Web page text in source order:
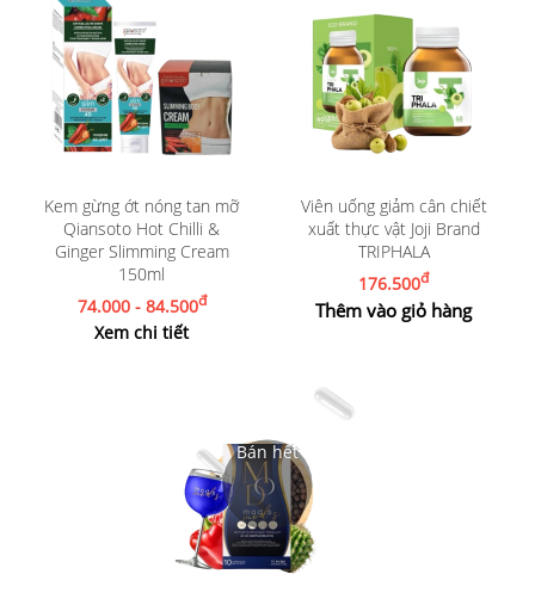
Kem gừng ớt nóng tan mỡ
Qiansoto Hot Chilli &
Ginger Slimming Cream
150ml
74.000 - 84.500đ
Xem chi tiết
Viên uống giảm cân chiết
xuất thực vật Joji Brand
TRIPHALA
176.500đ
Thêm vào giỏ hàng